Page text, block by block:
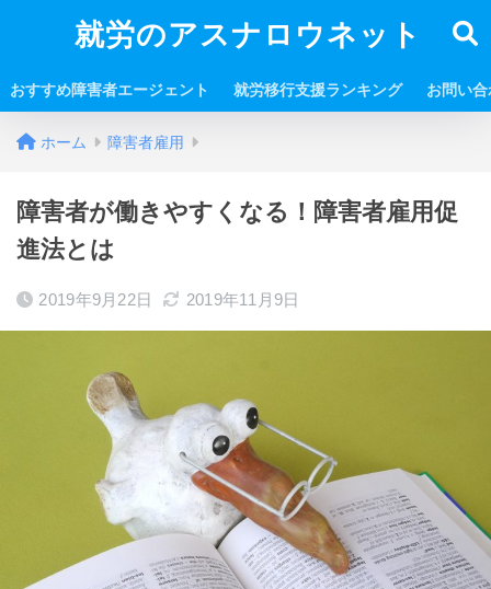
就労のアスナロウネット
おすすめ障害者エージェント 就労移行支援ランキング お問い
ホーム 障害者雇用
障害者が働きやすくなる！障害者雇用促
進法とは
2019年9月22日 2019年11月9日